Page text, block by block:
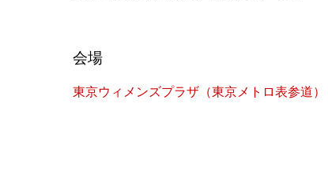
会場
東京ウィメンズプラザ（東京メトロ表参道）